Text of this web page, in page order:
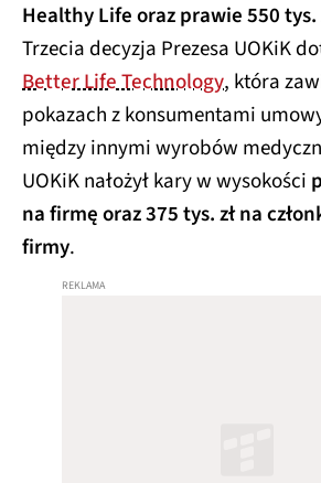
Healthy Life oraz prawie 550 tys.
Trzecia decyzja Prezesa UOKiK
Better Life Technology, która
pokazach z konsumentami
między innymi wyrobów
UOKiK nałożył kary w wysokości
na firmę oraz 375 tys. zł na
firmy.